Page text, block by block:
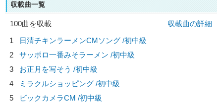
収載曲一覧
100曲を収載
収載曲の詳細
1
日清チキンラーメンCMソング /初中級
2
サッポロ一番みそラーメン /初中級
3
お正月を写そう /初中級
4
ミラクルショッピング /初中級
5
ビックカメラCM /初中級